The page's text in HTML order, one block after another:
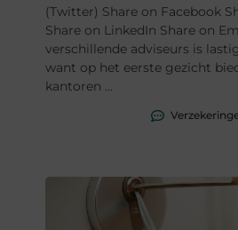
(Twitter) Share on Facebook
Share on LinkedIn Share on
verschillende adviseurs is
want op het eerste gezicht
kantoren ...